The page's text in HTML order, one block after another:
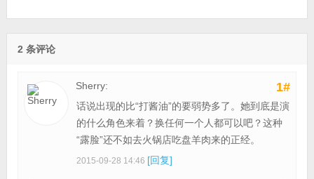
2 条评论
1#
Sherry:
话说出现的比“打酱油”的要弱势多了。她到底是演
的什么角色来着？换任何一个人都可以吧？这种
“露脸”还不如去火锅店吃盘羊肉来的正经。
2015-09-28 14:46 [回复]